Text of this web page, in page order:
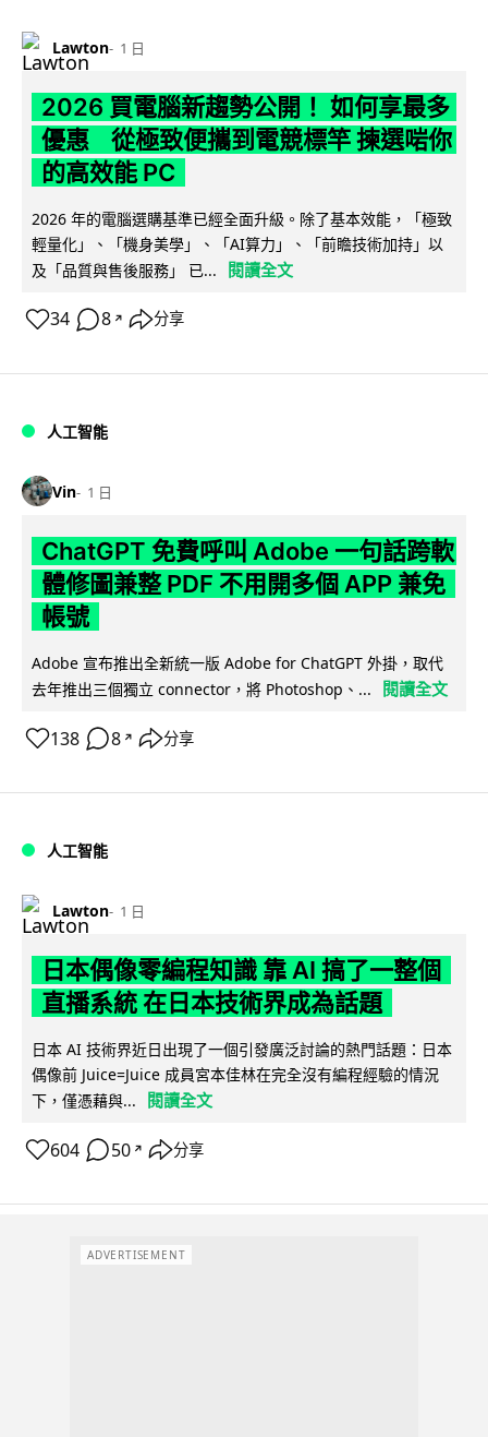
Lawton 1 日
2026 買電腦新趨勢公開！ 如何享最多
優惠 從極致便攜到電競標竿 揀選啱你
的高效能 PC
2026 年的電腦選購基準已經全面升級。除了基本效能，「極致
輕量化」、「機身美學」、「AI算力」、「前瞻技術加持」以
及「品質與售後服務」 已...
閱讀全文
34 8 ↗ 分享
人工智能
Vin 1 日
ChatGPT 免費呼叫 Adobe 一句話跨軟
體修圖兼整 PDF 不用開多個 APP 兼免
帳號
Adobe 宣布推出全新統一版 Adobe for ChatGPT 外掛，取代
去年推出三個獨立 connector，將 Photoshop、...
閱讀全文
138 8 ↗ 分享
人工智能
Lawton 1 日
日本偶像零編程知識 靠 AI 搞了一整個
直播系統 在日本技術界成為話題
日本 AI 技術界近日出現了一個引發廣泛討論的熱門話題：日本
偶像前 Juice=Juice 成員宮本佳林在完全沒有編程經驗的情況
下，僅憑藉與...
閱讀全文
604 50 ↗ 分享
ADVERTISEMENT